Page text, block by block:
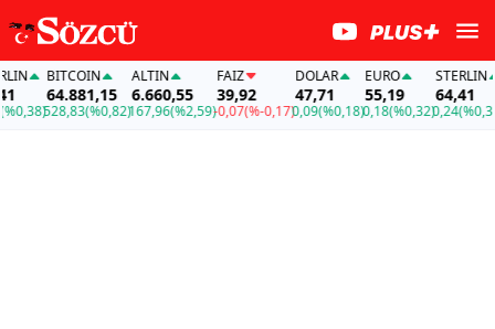
BITCOIN
64.881,15
528,83(%0,82)
ALTIN
6.660,55
167,96(%2,59)
FAİZ
39,92
-0,07(%-0,17)
DOLAR
47,71
0,09(%0,18)
EURO
55,19
0,18(%0,32)
STERLIN
64,41
0,24(%0,38)